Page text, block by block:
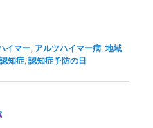
イマー, アルツハイマー病,地域
認知症,認知症予防の日